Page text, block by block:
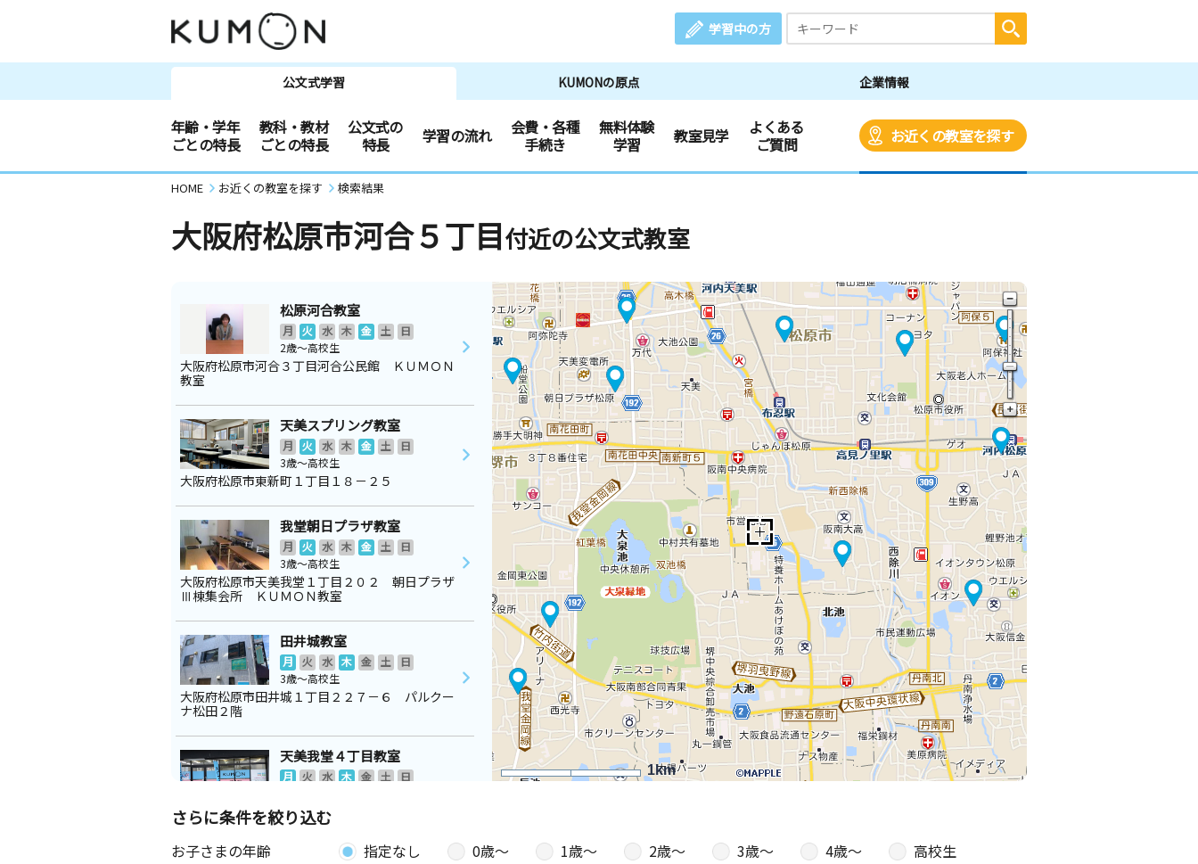
学習中の方
公文式学習 KUMONの原点 企業情報
年齢・学年
ごとの特長
教科・教材
ごとの特長
公文式の
特長
学習の流れ
会費・各種
手続き
無料体験
学習
教室見学
よくある
ご質問
お近くの教室を探す
HOME お近くの教室を探す 検索結果
大阪府松原市河合５丁目付近の公文式教室
1km
松原河合教室
月 火 水 木 金 土
日
2歳～高校生
大阪府松原市河合３丁目河合公民館 ＫＵＭＯＮ
教室
天美スプリング教室
月 火 水 木 金 土
日
3歳～高校生
大阪府松原市東新町１丁目１８－２５
我堂朝日プラザ教室
月 火 水 木 金 土
日
3歳～高校生
大阪府松原市天美我堂１丁目２０２ 朝日プラザ
Ⅲ棟集会所 ＫＵＭＯＮ教室
田井城教室
月 火 水 木 金 土
日
3歳～高校生
大阪府松原市田井城１丁目２２７－６ パルクー
ナ松田２階
天美我堂４丁目教室
月 火 水 木 金 土
日
大阪府松原市天美我堂４丁目１０－２８ ローズ
マンション１０１
さらに条件を絞り込む
お子さまの年齢 指定なし 0歳〜 1歳〜 2歳〜 3歳〜 4歳〜
高校生